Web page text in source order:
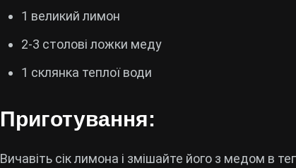
1 великий лимон
2-3 столові ложки меду
1 склянка теплої води
Приготування:
Вичавіть сік лимона і змішайте його з медом в